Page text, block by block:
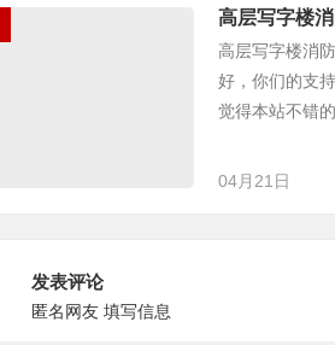
高层写字楼
高层写字楼消
好，你们的支
觉得本站不错
04月21日
发表评论
匿名网友 填写信息